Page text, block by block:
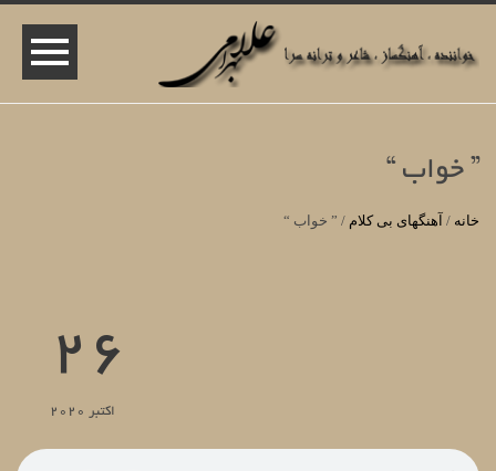
” خواب “
خانه / آهنگهای بی کلام / ” خواب “
26
اکتبر 2020